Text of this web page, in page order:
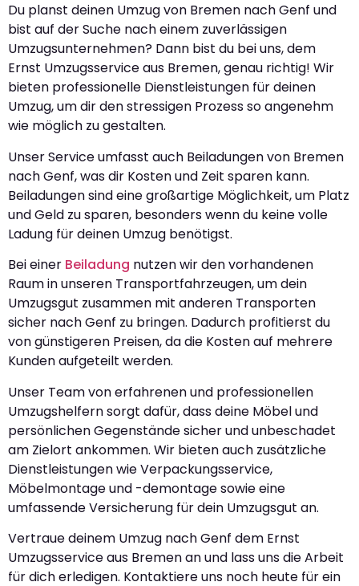
Du planst deinen Umzug von Bremen nach Genf und
bist auf der Suche nach einem zuverlässigen
Umzugsunternehmen? Dann bist du bei uns, dem
Ernst Umzugsservice aus Bremen, genau richtig! Wir
bieten professionelle Dienstleistungen für deinen
Umzug, um dir den stressigen Prozess so angenehm
wie möglich zu gestalten.
Unser Service umfasst auch Beiladungen von Bremen
nach Genf, was dir Kosten und Zeit sparen kann.
Beiladungen sind eine großartige Möglichkeit, um Platz
und Geld zu sparen, besonders wenn du keine volle
Ladung für deinen Umzug benötigst.
Bei einer Beiladung nutzen wir den vorhandenen
Raum in unseren Transportfahrzeugen, um dein
Umzugsgut zusammen mit anderen Transporten
sicher nach Genf zu bringen. Dadurch profitierst du
von günstigeren Preisen, da die Kosten auf mehrere
Kunden aufgeteilt werden.
Unser Team von erfahrenen und professionellen
Umzugshelfern sorgt dafür, dass deine Möbel und
persönlichen Gegenstände sicher und unbeschadet
am Zielort ankommen. Wir bieten auch zusätzliche
Dienstleistungen wie Verpackungsservice,
Möbelmontage und -demontage sowie eine
umfassende Versicherung für dein Umzugsgut an.
Vertraue deinem Umzug nach Genf dem Ernst
Umzugsservice aus Bremen an und lass uns die Arbeit
für dich erledigen. Kontaktiere uns noch heute für ein